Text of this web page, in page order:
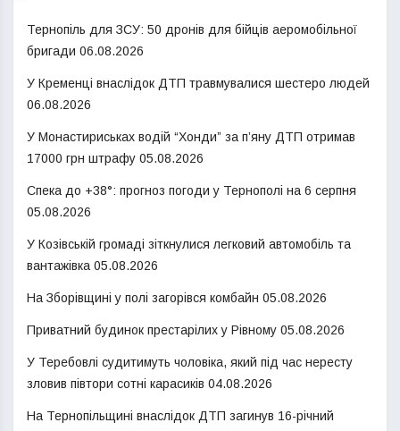
Тернопіль для ЗСУ: 50 дронів для бійців аеромобільної
бригади 06.08.2026
У Кременці внаслідок ДТП травмувалися шестеро людей
06.08.2026
У Монастириськах водій “Хонди” за п’яну ДТП отримав
17000 грн штрафу 05.08.2026
Спека до +38°: прогноз погоди у Тернополі на 6 серпня
05.08.2026
У Козівській громаді зіткнулися легковий автомобіль та
вантажівка 05.08.2026
На Зборівщині у полі загорівся комбайн 05.08.2026
Приватний будинок престарілих у Рівному 05.08.2026
У Теребовлі судитимуть чоловіка, який під час нересту
зловив півтори сотні карасиків 04.08.2026
На Тернопільщині внаслідок ДТП загинув 16-річний